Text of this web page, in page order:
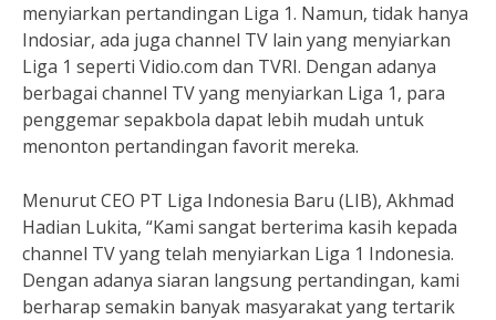
menyiarkan pertandingan Liga 1. Namun, tidak hanya
Indosiar, ada juga channel TV lain yang menyiarkan
Liga 1 seperti Vidio.com dan TVRI. Dengan adanya
berbagai channel TV yang menyiarkan Liga 1, para
penggemar sepakbola dapat lebih mudah untuk
menonton pertandingan favorit mereka.
Menurut CEO PT Liga Indonesia Baru (LIB), Akhmad
Hadian Lukita, “Kami sangat berterima kasih kepada
channel TV yang telah menyiarkan Liga 1 Indonesia.
Dengan adanya siaran langsung pertandingan, kami
berharap semakin banyak masyarakat yang tertarik